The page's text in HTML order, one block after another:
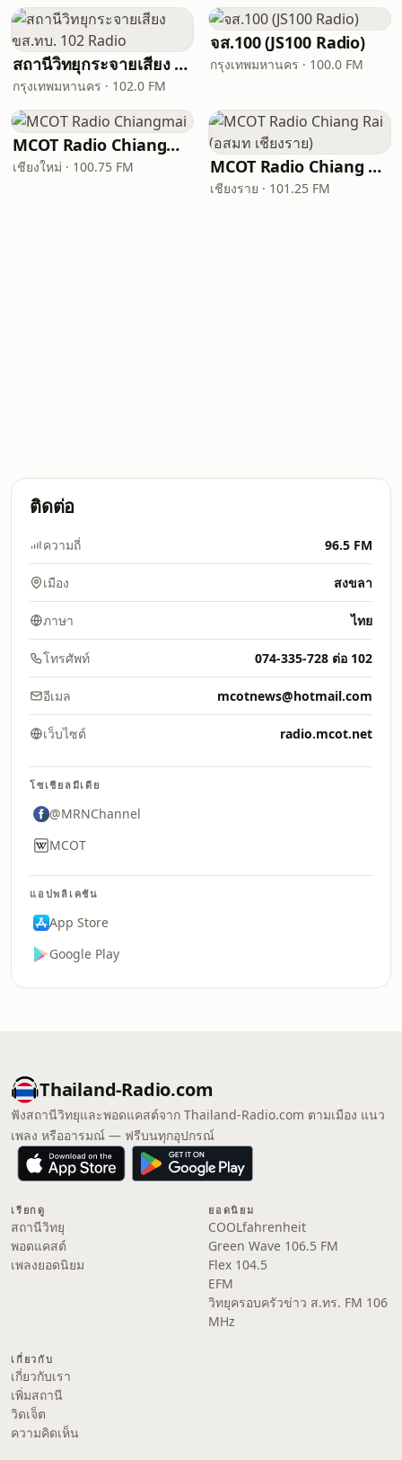
สถานีวิทยุกระจายเสียง ขส.ทบ. 102 Radio
กรุงเทพมหานคร · 102.0 FM
จส.100 (JS100 Radio)
กรุงเทพมหานคร · 100.0 FM
MCOT Radio Chiangmai
เชียงใหม่ · 100.75 FM MCOT Radio Chiang Rai (อสมท เชียงราย)
เชียงราย · 101.25 FM
ติดต่อ
ความถี่ 96.5 FM
เมือง สงขลา
ภาษา ไทย
โทรศัพท์ 074-335-728 ต่อ 102
อีเมล mcotnews@hotmail.com
เว็บไซต์ radio.mcot.net
โซเชียลมีเดีย
@MRNChannel
MCOT
แอปพลิเคชัน
App Store
Google Play
Thailand-Radio.com
ฟังสถานีวิทยุและพอดแคสต์จาก Thailand-Radio.com ตามเมือง แนว
เพลง หรืออารมณ์ — ฟรีบนทุกอุปกรณ์
เรียกดู
สถานีวิทยุ
พอดแคสต์
เพลงยอดนิยม
ยอดนิยม
COOLfahrenheit
Green Wave 106.5 FM
Flex 104.5
EFM
วิทยุครอบครัวข่าว ส.ทร. FM 106
MHz
เกี่ยวกับ
เกี่ยวกับเรา
เพิ่มสถานี
วิดเจ็ต
ความคิดเห็น